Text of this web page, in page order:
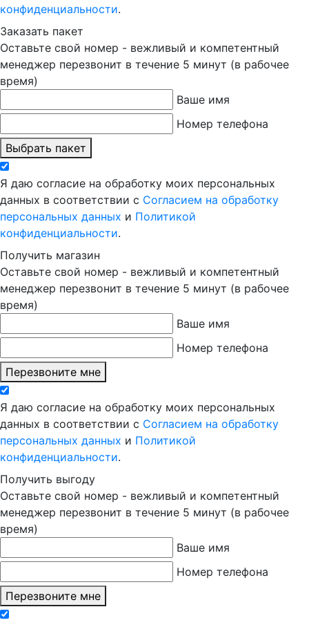
конфиденциальности.
Заказать пакет
Оставьте свой номер - вежливый и компетентный
менеджер перезвонит в течение 5 минут (в рабочее
время)
Ваше имя
Номер телефона
Выбрать пакет
Я даю согласие на обработку моих персональных
данных в соответствии с Согласием на обработку
персональных данных и Политикой
конфиденциальности.
Получить магазин
Оставьте свой номер - вежливый и компетентный
менеджер перезвонит в течение 5 минут (в рабочее
время)
Ваше имя
Номер телефона
Перезвоните мне
Я даю согласие на обработку моих персональных
данных в соответствии с Согласием на обработку
персональных данных и Политикой
конфиденциальности.
Получить выгоду
Оставьте свой номер - вежливый и компетентный
менеджер перезвонит в течение 5 минут (в рабочее
время)
Ваше имя
Номер телефона
Перезвоните мне